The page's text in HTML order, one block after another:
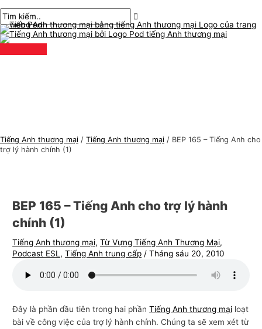
đến
nội
dung
đơn
chính
Tiếng Anh thương mại / Tiếng Anh thương mại / BEP 165 – Tiếng Anh cho
trợ lý hành chính (1)
BEP 165 – Tiếng Anh cho trợ lý hành
chính (1)
Tiếng Anh thương mại,Từ Vựng Tiếng Anh Thương Mại,
Podcast ESL ,Tiếng Anh trung cấp /Tháng sáu 20, 2010
Đây là phần đầu tiên trong hai phầnTiếng Anh thương mại loạt
bài về công việc của trợ lý hành chính. Chúng ta sẽ xem xét từ
chuyển
hướng
ở
đây..
mail*
C
h
ủ
đ
g
t
h
ư
ơ
m
ạ
T
ì
m
k